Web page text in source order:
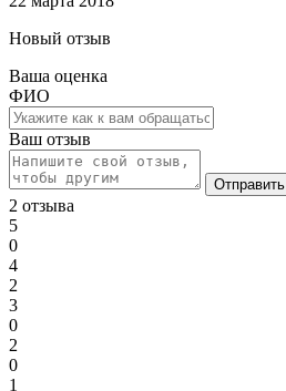
Новый отзыв
Ваша оценка
ФИО
Ваш отзыв
Отправить
2 отзыва
5
0
4
2
3
0
2
0
1